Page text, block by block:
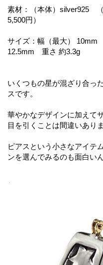
素材：（本体）silver925
5,500円）
サイズ：幅（最大）
12.5mm 重さ 約3.3g
いくつもの星が混ざり合っ
スです。
華やかなデザインに加えて
目を引くことは間違いありま
ピアスという小さなアイテ
ンを選んでみるのも面白い